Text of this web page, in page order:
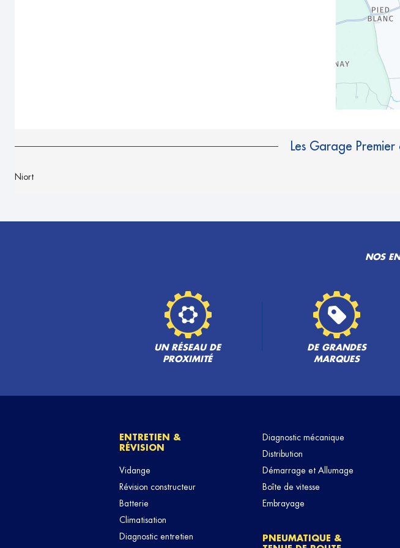
Les Garage
Niort
NOS
UN RÉSEAU DE
PROXIMITÉ
DE GRANDES
MARQUES
ENTRETIEN &
RÉVISION
Vidange
Révision constructeur
Batterie
Climatisation
Diagnostic entretien
Diagnostic mécanique
Distribution
Démarrage et Allumage
Boîte de vitesse
Embrayage
PNEUMATIQUE &